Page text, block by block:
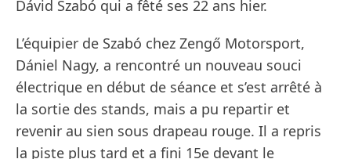
Dávid Szabó qui a fêté ses 22 ans hier.
L’équipier de Szabó chez Zengő Motorsport,
Dániel Nagy, a rencontré un nouveau souci
électrique en début de séance et s’est arrêté à
la sortie des stands, mais a pu repartir et
revenir au sien sous drapeau rouge. Il a repris
la piste plus tard et a fini 15e devant le